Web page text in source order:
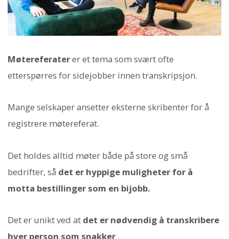
Møtereferaterer et tema som svært ofte
etterspørres for sidejobber innen transkripsjon.
Mange selskaper ansetter eksterne skribenter for å
registrere møtereferat.
Det holdes alltid møter både på store og små
bedrifter, så det er hyppige muligheter for å
motta bestillinger som en bijobb.
Det er unikt ved at det er nødvendig å transkribere
hver person som snakker .